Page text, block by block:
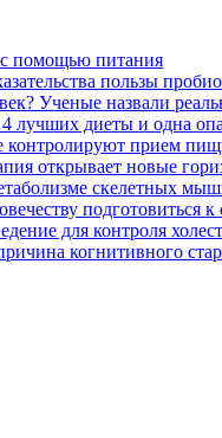
помощью питания
пользы
Ученые назвали
лучших диеты и одна
прием
открывает новые
скелетных
подготовиться
для контроля
когнитивного